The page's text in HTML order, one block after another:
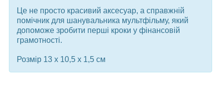
Це не просто красивий аксесуар, а справжній
помічник для шанувальника мультфільму, який
допоможе зробити перші кроки у фінансовій
грамотності.
Розмір 13 х 10,5 х 1,5 см